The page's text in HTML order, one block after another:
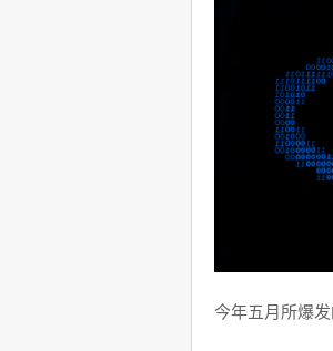
今年五月所爆